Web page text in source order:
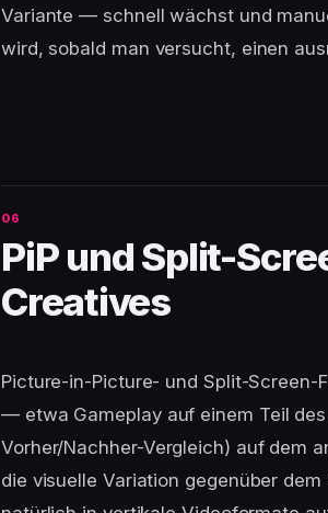
Variante — schnell wächst und
wird, sobald man versucht, einen
PiP und Split-
Creatives
Picture-in-Picture- und Split-Screen-
— etwa Gameplay auf einem Teil
Vorher/Nachher-Vergleich) auf dem
die visuelle Variation gegenüber